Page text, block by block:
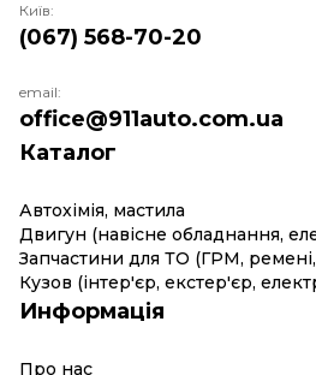
Каталог
Автохімія, мастила
Двигун (навісне обладнання,
Запчастини для ТО (ГРМ,
Кузов (інтер'єр, екстер'єр,
Информація
Про нас
Київ:
(067) 568-70-20
email:
office@911auto.com.ua